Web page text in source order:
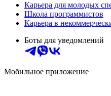
Карьера для молодых
Школа программистов
Карьера в
Боты для уведомлений
Мобильное приложение